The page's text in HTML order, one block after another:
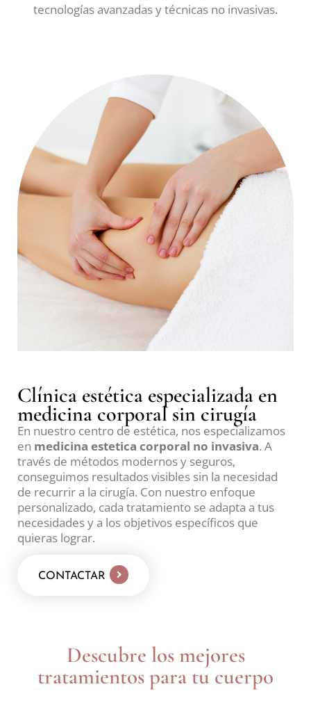
tecnologías avanzadas y técnicas no invasivas.
Clínica estética especializada en
medicina corporal sin cirugía
En nuestro centro de estética, nos especializamos
en medicina estetica corporal no invasiva. A
través de métodos modernos y seguros,
conseguimos resultados visibles sin la necesidad
de recurrir a la cirugía. Con nuestro enfoque
personalizado, cada tratamiento se adapta a tus
necesidades y a los objetivos específicos que
quieras lograr.
CONTACTAR
Descubre los mejores
tratamientos para tu cuerpo